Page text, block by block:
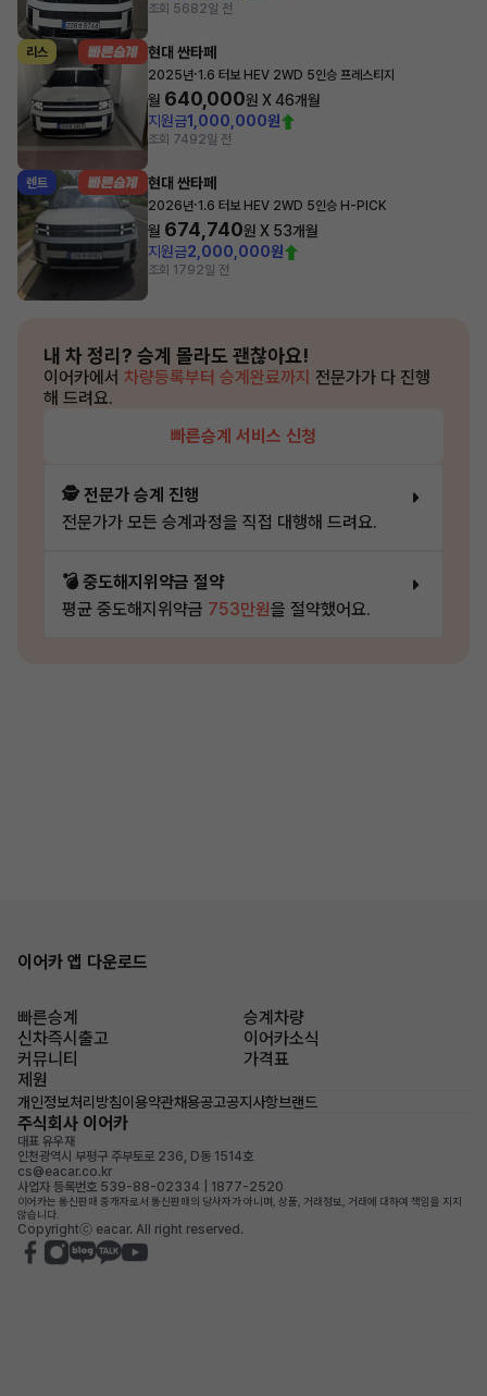
조회 5682일 전
리스 현대 싼타페
2025년·1.6 터보 HEV 2WD 5인승 프레스티지
월 640,000원 X46개월
지원금1,000,000원
조회 7492일 전
렌트 현대 싼타페
2026년·1.6 터보 HEV 2WD 5인승 H-PICK
월 674,740원 X 53개월
지원금2,000,000원
조회 1792일 전
내 차 정리? 승계 몰라도 괜찮아요!
이어카에서 차량등록부터 승계완료까지 전문가가 다 진행
해 드려요.
빠른승계 서비스 신청
🕵️ 전문가 승계 진행
전문가가 모든 승계과정을 직접 대행해 드려요.
💣 중도해지위약금 절약
평균 중도해지위약금 753만원을 절약했어요.
이어카 앱 다운로드
빠른승계
승계차량
신차즉시출고
이어카소식
커뮤니티
가격표
제원
개인정보처리방침이용약관채용공고공지사항브랜드
주식회사 이어카
대표 유우재
인천광역시 부평구 주부토로 236, D동 1514호
cs@eacar.co.kr
사업자 등록번호 539-88-02334 | 1877-2520
이어카는 통신판매 중개자로서 통신판매의 당사자가 아니며, 상품, 거래정보, 거래에 대하여 책임을 지지
않습니다.
Copyrightⓒ eacar. All right reserved.